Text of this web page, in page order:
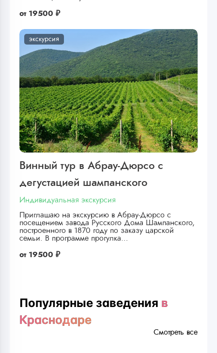
от 19500 ₽
экскурсия
Винный тур в Абрау-Дюрсо с
дегустацией шампанского
Индивидуальная экскурсия
Приглашаю на экскурсию в Абрау-Дюрсо с
посещением завода Русского Дома Шампанского,
построенного в 1870 году по заказу царской
семьи. В программе прогулка…
от 19500 ₽
Популярные заведения в
Краснодаре
Смотреть все